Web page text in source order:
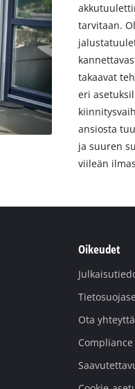
tarvitaan.
takaavat
eri
ansiosta
ja suuren
viileän
Oikeudet
Ota yhteyttä
Compliance